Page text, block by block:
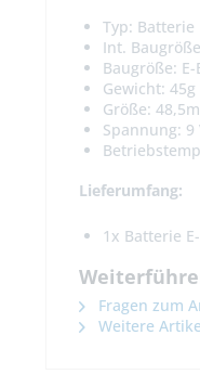
Typ: Batterie
Int. Baugröße
Baugröße: E-
Gewicht: 45g
Größe:
Spannung: 9
Lieferumfang:
1x Batterie
Fragen zum
Weitere